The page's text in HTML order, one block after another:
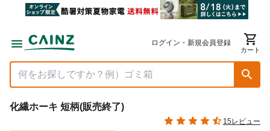
ログイン・新規会員登録
カート
化繊ホーキ 短柄(販売終了)
15レビュー